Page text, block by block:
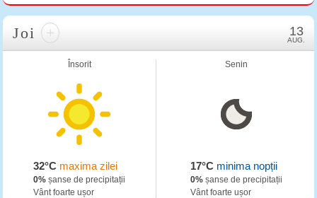
Joi + 13
AUG.
Însorit
32°C maxima zilei
0% șanse de precipitații
Vânt foarte ușor
Senin
17°Cminima nopții
0%șanse de precipitații
Vânt foarte ușor